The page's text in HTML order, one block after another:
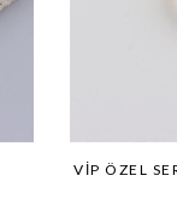
VİP ÖZEL